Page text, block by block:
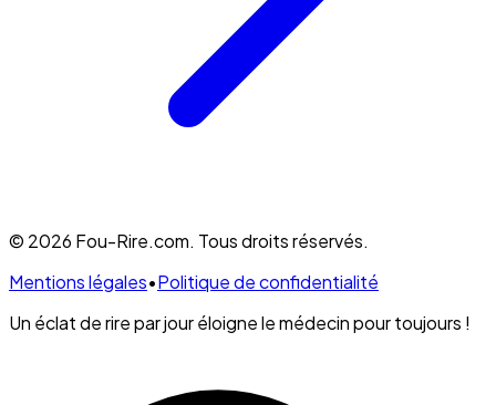
© 2026 Fou-Rire.com. Tous droits réservés.
Mentions légales•Politique de confidentialité
Un éclat de rire par jour éloigne le médecin pour toujours !